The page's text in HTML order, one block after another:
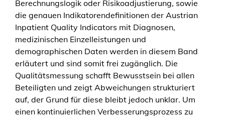
Berechnungslogik oder Risikoadjustierung, sowie
die genauen Indikatorendefinitionen der Austrian
Inpatient Quality Indicators mit Diagnosen,
medizinischen Einzelleistungen und
demographischen Daten werden in diesem Band
erläutert und sind somit frei zugänglich. Die
Qualitätsmessung schafft Bewusstsein bei allen
Beteiligten und zeigt Abweichungen strukturiert
auf, der Grund für diese bleibt jedoch unklar. Um
einen kontinuierlichen Verbesserungsprozess zu